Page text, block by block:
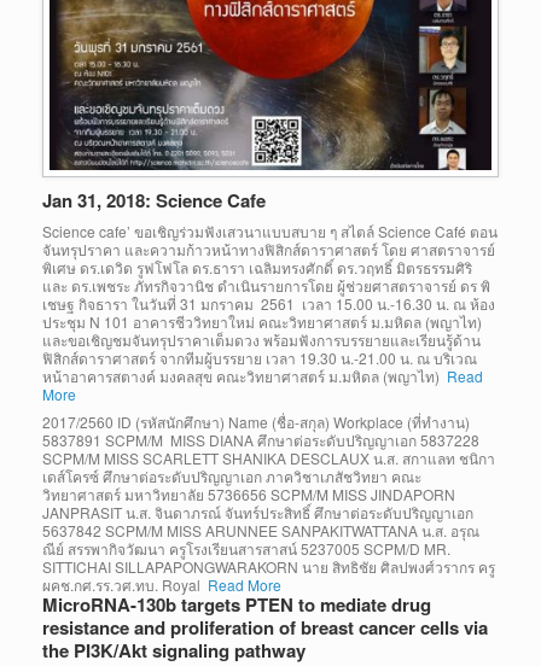
Jan 31, 2018: Science Cafe
Science cafe’ ขอเชิญร่วมฟังเสวนาแบบสบาย ๆ สไตล์ Science Café ตอน
จันทรุปราคา และความก้าวหน้าทางฟิสิกส์ดาราศาสตร์ โดย ศาสตราจารย์
พิเศษ ดร.เดวิด รูฟโฟโล ดร.ธารา เฉลิมทรงศักดิ์ ดร.วฤทธิ์ มิตรธรรมศิริ
และ ดร.เพชระ ภัทรกิจวานิช ดำเนินรายการโดย ผู้ช่วยศาสตราจารย์ ดร พิ
เชษฐ กิจธารา ในวันที่ 31 มกราคม 2561 เวลา 15.00 น.-16.30 น. ณ ห้อง
ประชุม N 101 อาคารชีววิทยาใหม่ คณะวิทยาศาสตร์ ม.มหิดล (พญาไท)
และขอเชิญชมจันทรุปราคาเต็มดวง พร้อมฟังการบรรยายและเรียนรู้ด้าน
ฟิสิกส์ดาราศาสตร์ จากทีมผู้บรรยาย เวลา 19.30 น.-21.00 น. ณ บริเวณ
หน้าอาคารสตางค์ มงคลสุข คณะวิทยาศาสตร์ ม.มหิดล (พญาไท) Read
More
2017/2560 ID (รหัสนักศึกษา) Name (ชื่อ-สกุล) Workplace (ที่ทำงาน)
5837891 SCPM/M MISS DIANA ศึกษาต่อระดับปริญญาเอก 5837228
SCPM/M MISS SCARLETT SHANIKA DESCLAUX น.ส. สกาแลท ชนิกา
เดส์โครซ์ ศึกษาต่อระดับปริญญาเอก ภาควิชาเภสัชวิทยา คณะ
วิทยาศาสตร์ มหาวิทยาลัย 5736656 SCPM/M MISS JINDAPORN
JANPRASIT น.ส. จินดาภรณ์ จันทร์ประสิทธิ์ ศึกษาต่อระดับปริญญาเอก
5637842 SCPM/M MISS ARUNNEE SANPAKITWATTANA น.ส. อรุณ
ณีย์ สรรพากิจวัฒนา ครูโรงเรียนสารสาสน์ 5237005 SCPM/D MR.
SITTICHAI SILLAPAPONGWARAKORN นาย สิทธิชัย ศิลปพงศ์วรากร ครู
ผคช.กศ.รร.วศ.ทบ. Royal Read More
MicroRNA-130b targets PTEN to mediate drug
resistance and proliferation of breast cancer cells via
the PI3K/Akt signaling pathway